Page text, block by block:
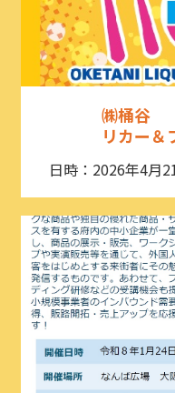
㈱桶谷
リカー＆
日時：2026年4月